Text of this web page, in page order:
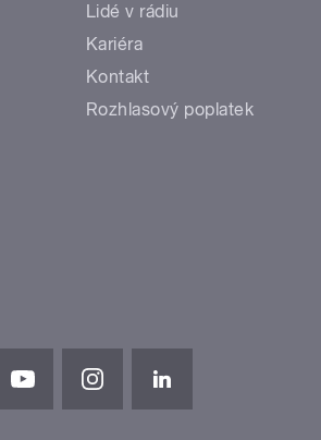
Lidé v rádiu
Kariéra
Kontakt
Rozhlasový poplatek